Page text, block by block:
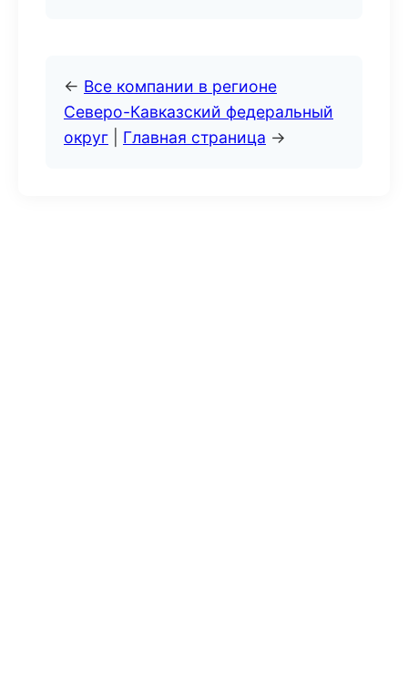
← Все компании в регионе
Северо-Кавказский федеральный
округ
Главная страница →